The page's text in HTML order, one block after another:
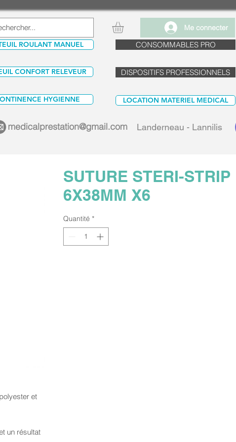
ROULANT MANUEL
Me connecter
CONSOMMABLES PRO
CONFORT RELEVEUR DISPOSITIFS PROFESSIONNELS
LOCATION MATERIEL MEDICAL
Landerneau - Lannilis
medicalprestation@gmail.com
HYGIENNE
et
un résultat
SUTURE STERI-STRIP
6X38MM X6
Quantité *